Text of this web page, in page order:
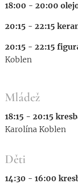
18:00 - 20:00
20:15 - 22:15
20:15 - 22:15
Koblen
Mládež
18:15 - 20:15
Karolína Koblen
Děti
14:30 - 16:00